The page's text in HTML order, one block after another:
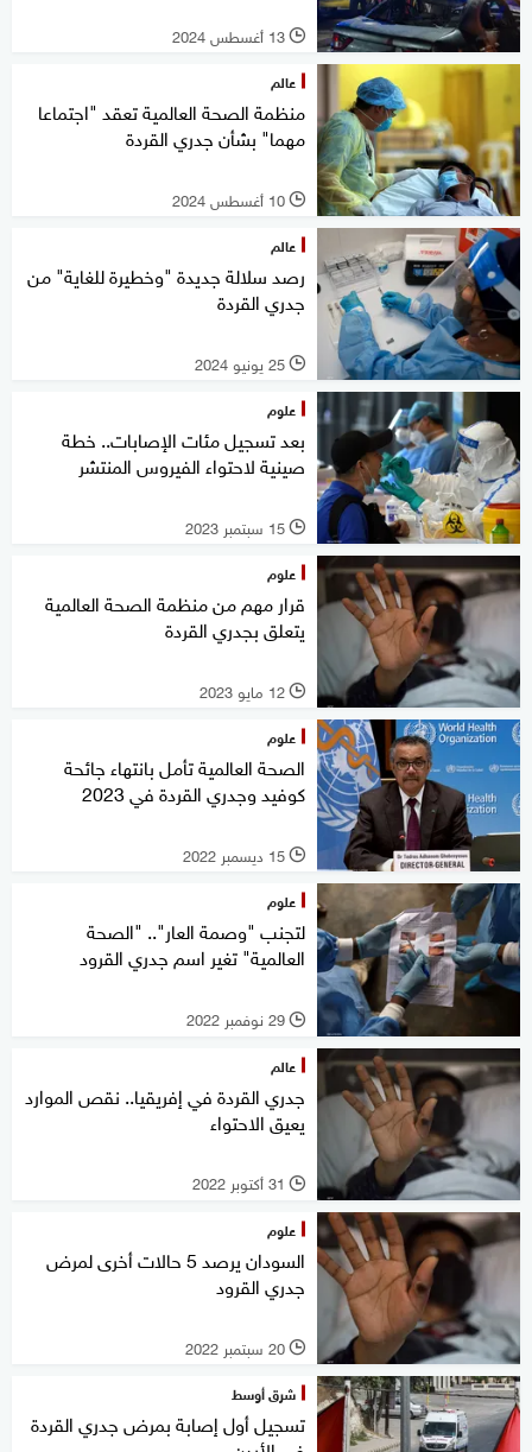
l 13 أغسطس 2024
عالم
منظمة الصحة العالمية تعقد "اجتماعا
مهما" بشأن جدري القردة
l 10 أغسطس 2024
عالم
رصد سلالة جديدة "وخطيرة للغاية" من
جدري القردة
l 25 يونيو 2024
علوم
بعد تسجيل مئات الإصابات.. خطة
صينية لاحتواء الفيروس المنتشر
l 15 سبتمبر 2023
علوم
قرار مهم من منظمة الصحة العالمية
يتعلق بجدري القردة
l 12 مايو 2023
علوم
الصحة العالمية تأمل بانتهاء جائحة
كوفيد وجدري القردة في 2023
l 15 ديسمبر 2022
علوم
لتجنب "وصمة العار".. "الصحة
العالمية" تغير اسم جدري القرود
l 29 نوفمبر 2022
عالم
جدري القردة في إفريقيا.. نقص الموارد
يعيق الاحتواء
l 31 أكتوبر 2022
علوم
السودان يرصد 5 حالات أخرى لمرض
جدري القرود
l 20 سبتمبر 2022
شرق أوسط
تسجيل أول إصابة بمرض جدري القردة